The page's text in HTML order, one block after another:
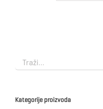
Kategorije proizvoda